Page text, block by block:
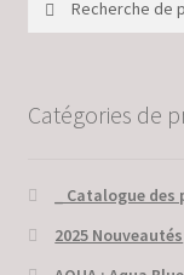
Catégories de
_ Catalogue
2025 Nouveautés